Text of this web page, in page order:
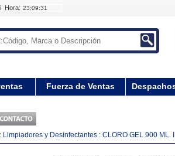
Hora:
Fuerza de Ventas
: Limpiadores y Desinfectantes : CLORO GEL 900 ML.